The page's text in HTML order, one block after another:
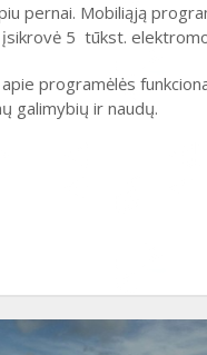
pernai. Mobiliąją
5 tūkst.
programėlės
galimybių ir naudų.